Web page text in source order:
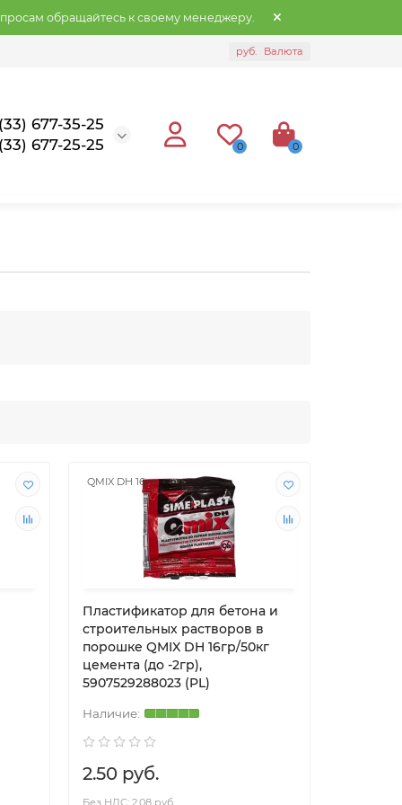
обращайтесь к своему менеджеру.
руб. Валюта
677-35-25
677-25-25
0 0
QMIX DH 16гр
Пластификатор для бетона и
строительных растворов в
порошке QMIX DH 16гр/50кг
цемента (до -2гр),
5907529288023 (PL)
2.50 руб.
Без НДС: 2.08 руб.